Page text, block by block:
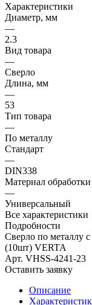
Характеристики
Диаметр, мм
—
2.3
Вид товара
—
Сверло
Длина, мм
—
53
Тип товара
—
По металлу
Стандарт
—
DIN338
Материал обработки
—
Универсальный
Все характеристики
Подробности
Сверло по металлу
(10шт) VERTA
Арт. VHSS-4241-23
Оставить заявку
Описание